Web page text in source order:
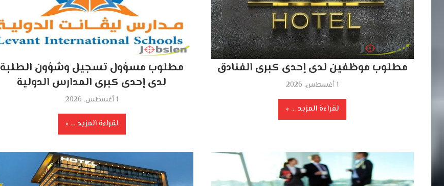
مطلوب موظفين لدى إحدى كبرى الفنادق
1 أغسطس، 2026
لقراءة المزيد ...
مطلوب مسؤول تسجيل وشؤون الطلبة
لدى إحدى كبرى المدارس الدولية
1 أغسطس، 2026
لقراءة المزيد ...